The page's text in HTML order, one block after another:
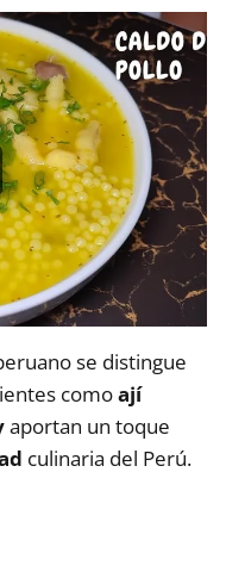
se distingue
comoají
aportan un toque
culinaria del Perú.